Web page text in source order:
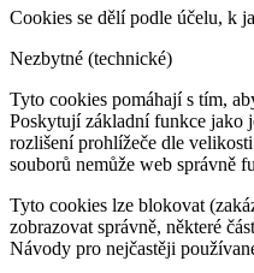
Cookies se dělí podle účelu, k
Nezbytné (technické)
Tyto cookies pomáhají s tím,
Poskytují základní funkce jako
rozlišení prohlížeče dle
souborů nemůže web správně
Tyto cookies lze blokovat
zobrazovat správně, některé
Návody pro nejčastěji